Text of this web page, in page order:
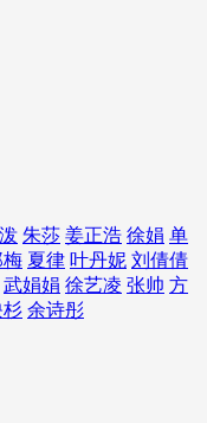
朱莎 姜正浩 徐娟 单
梅 夏律 叶丹妮 刘倩倩
武娟娟 徐艺凌 张帅 方
杉 余诗彤